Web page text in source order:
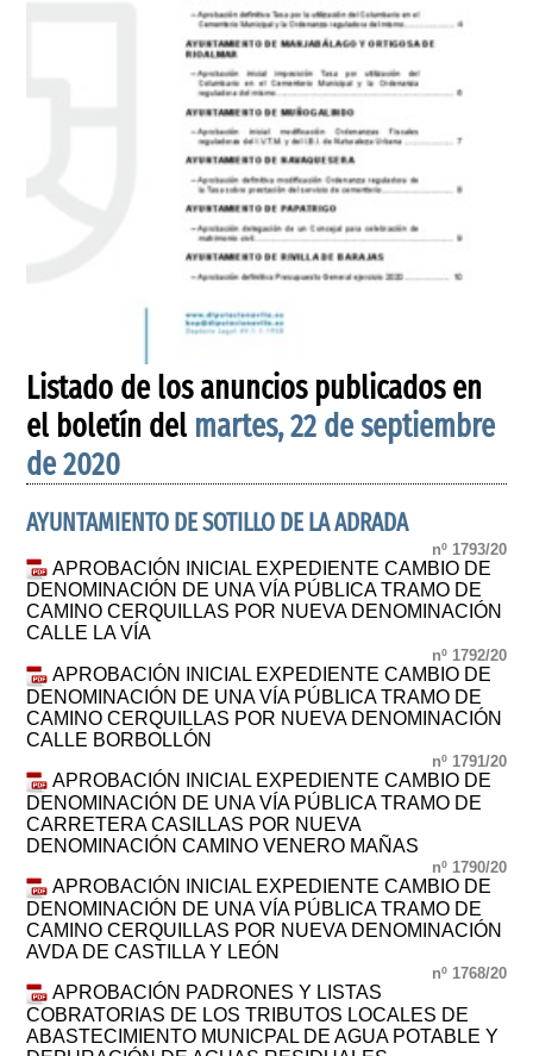
Listado de los anuncios publicados en
el boletín del martes, 22 de septiembre
de 2020
AYUNTAMIENTO DE SOTILLO DE LA ADRADA
nº 1793/20
APROBACIÓN INICIAL EXPEDIENTE CAMBIO DE
DENOMINACIÓN DE UNA VÍA PÚBLICA TRAMO DE
CAMINO CERQUILLAS POR NUEVA DENOMINACIÓN
CALLE LA VÍA
nº 1792/20
APROBACIÓN INICIAL EXPEDIENTE CAMBIO DE
DENOMINACIÓN DE UNA VÍA PÚBLICA TRAMO DE
CAMINO CERQUILLAS POR NUEVA DENOMINACIÓN
CALLE BORBOLLÓN
nº 1791/20
APROBACIÓN INICIAL EXPEDIENTE CAMBIO DE
DENOMINACIÓN DE UNA VÍA PÚBLICA TRAMO DE
CARRETERA CASILLAS POR NUEVA
DENOMINACIÓN CAMINO VENERO MAÑAS
nº 1790/20
APROBACIÓN INICIAL EXPEDIENTE CAMBIO DE
DENOMINACIÓN DE UNA VÍA PÚBLICA TRAMO DE
CAMINO CERQUILLAS POR NUEVA DENOMINACIÓN
AVDA DE CASTILLA Y LEÓN
nº 1768/20
APROBACIÓN PADRONES Y LISTAS
COBRATORIAS DE LOS TRIBUTOS LOCALES DE
ABASTECIMIENTO MUNICPAL DE AGUA POTABLE Y